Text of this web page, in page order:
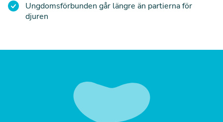
Ungdomsförbunden går längre än partierna för
djuren